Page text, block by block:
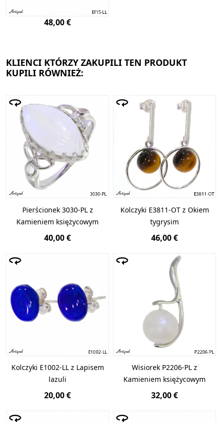
48,00 €
KLIENCI KTÓRZY ZAKUPILI TEN PRODUKT
KUPILI RÓWNIEŻ:
Pierścionek 3030-PL z
Kamieniem księżycowym
40,00 €
Kolczyki E3811-OT z Okiem
tygrysim
46,00 €
Kolczyki E1002-LL z Lapisem
lazuli
20,00 €
Wisiorek P2206-PL z
Kamieniem księżycowym
32,00 €